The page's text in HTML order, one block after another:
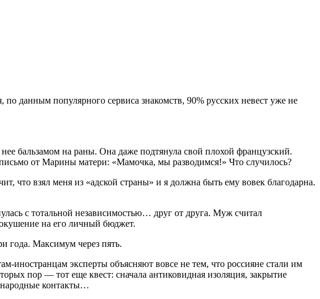
данным популярного сервиса знакомств, 90% русских невест уже не
бальзамом на раны. Она даже подтянула свой плохой французский.
от Марины матери: «Мамочка, мы разводимся!» Что случилось?
что взял меня из «адской страны» и я должна быть ему вовек благодарна.
с тотальной независимостью… друг от друга. Муж считал
на его личный бюджет.
года. Максимум через пять.
иностранцам эксперты объясняют вовсе не тем, что россияне стали им
пор — тот еще квест: сначала антиковидная изоляция, закрытие
контакты…